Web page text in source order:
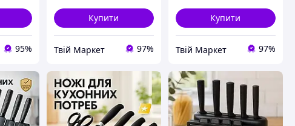
95%
Купити
Твій Маркет 97%
Купити
Твій Маркет 97%